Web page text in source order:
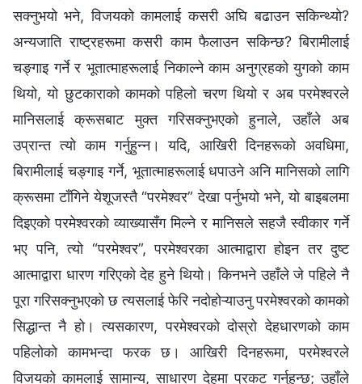
सक्नुभयो भने, विजयको कामलाई कसरी अघि बढाउन सकिन्थ्यो?
अन्यजाति राष्ट्रहरूमा कसरी काम फैलाउन सकिन्छ? बिरामीलाई
चङ्गाइ गर्ने र भूतात्माहरूलाई निकाल्ने काम अनुग्रहको युगको काम
थियो, यो छुटकाराको कामको पहिलो चरण थियो र अब परमेश्‍वरले
मानिसलाई क्रूसबाट मुक्त गरिसक्‍नुभएको हुनाले, उहाँले अब
उप्रान्त त्यो काम गर्नुहुन्न। यदि, आखिरी दिनहरूको अवधिमा,
बिरामीलाई चङ्गाइ गर्ने, भूतात्माहरूलाई धपाउने अनि मानिसको लागि
क्रूसमा टाँगिने येशूजस्तै “परमेश्‍वर” देखा पर्नुभयो भने, यो बाइबलमा
दिइएको परमेश्‍वरको व्याख्यासँग मिल्ने र मानिसले सहजै स्वीकार गर्ने
भए पनि, त्यो “परमेश्‍वर”, परमेश्‍वरका आत्माद्वारा होइन तर दुष्ट
आत्माद्वारा धारण गरिएको देह हुने थियो। किनभने उहाँले जे पहिले नै
पूरा गरिसक्‍नुभएको छ त्यसलाई फेरि नदोहोऱ्याउनु परमेश्‍वरको कामको
सिद्धान्त नै हो। त्यसकारण, परमेश्‍वरको दोस्रो देहधारणको काम
पहिलोको कामभन्दा फरक छ। आखिरी दिनहरूमा, परमेश्‍वरले
विजयको कामलाई सामान्य, साधारण देहमा प्रकट गर्नुहुन्छ; उहाँले